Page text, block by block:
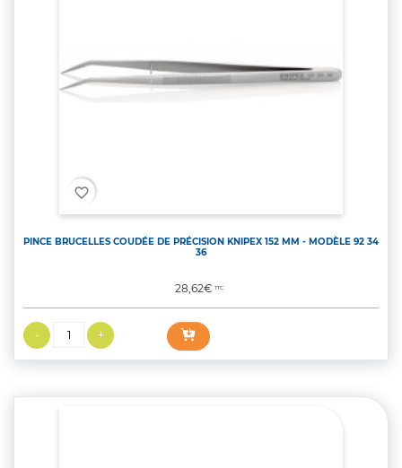
favorite_border
PINCE BRUCELLES COUDÉE DE PRÉCISION KNIPEX 152 MM - MODÈLE 92 34
36
Prix
28,62€TTC